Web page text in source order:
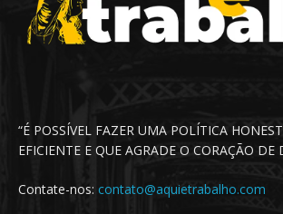
“É POSSÍVEL FAZER UMA POLÍTICA
EFICIENTE E QUE AGRADE O CORAÇÃO DE
Contate-nos: contato@aquietrabalho.com